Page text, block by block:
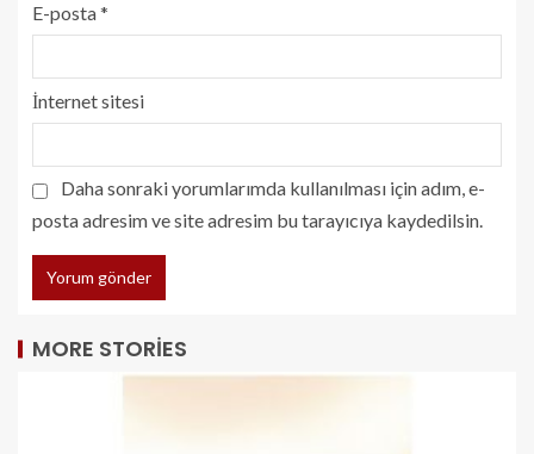
E-posta*
İnternet sitesi
Daha sonraki yorumlarımda kullanılması için adım, e-
posta adresim ve site adresim bu tarayıcıya kaydedilsin.
MORE STORIES